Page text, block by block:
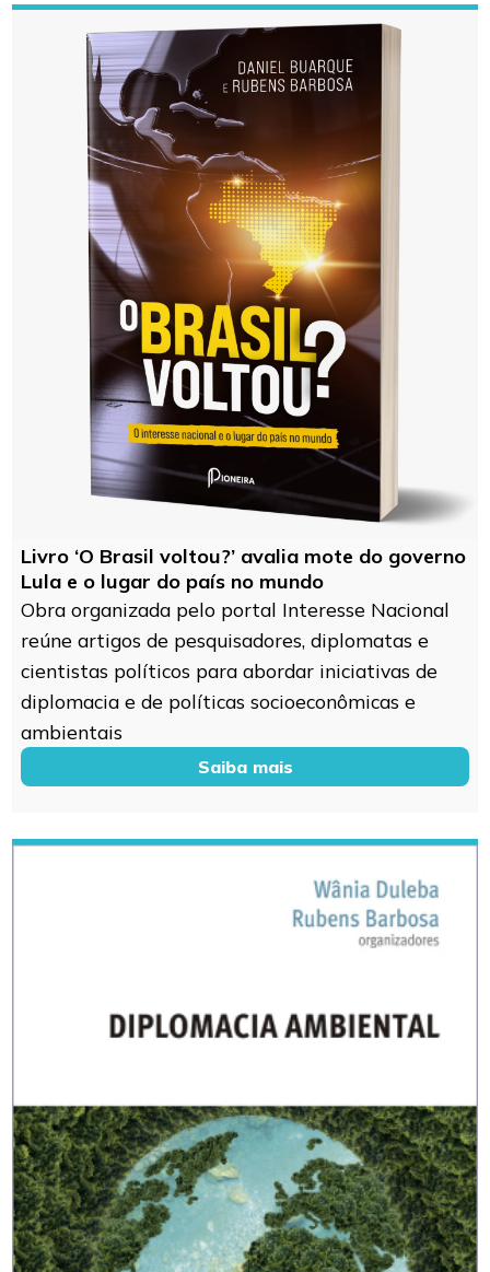
Livro ‘O Brasil voltou?’ avalia mote do governo
Lula e o lugar do país no mundo
Obra organizada pelo portal Interesse Nacional
reúne artigos de pesquisadores, diplomatas e
cientistas políticos para abordar iniciativas de
diplomacia e de políticas socioeconômicas e
ambientais
Saiba mais